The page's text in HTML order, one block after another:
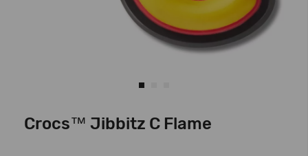
Crocs™ Jibbitz C Flame